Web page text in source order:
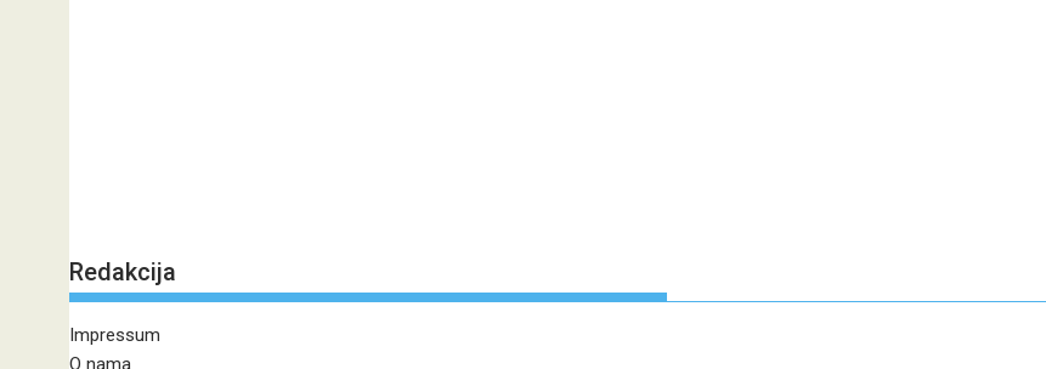
Redakcija
Impressum
O nama